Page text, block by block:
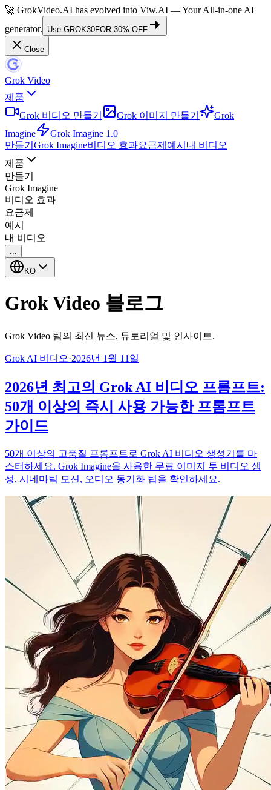
🚀 GrokVideo.AI has evolved into Viw.AI — Your All-in-one AI
generator.
Use GROK30FOR 30% OFF
Close
Grok Video
제품
Grok 비디오 만들기
Grok 이미지 만들기
Grok
Imagine
Grok Imagine 1.0
만들기 Grok Imagine비디오 효과요금제 예시 내 비디오
제품
만들기
Grok Imagine
비디오 효과
요금제
예시
내 비디오
...
KO
Grok Video 블로그
Grok Video 팀의 최신 뉴스, 튜토리얼 및 인사이트.
Grok AI 비디오·2026년 1월 11일
2026년 최고의 Grok AI 비디오 프롬프트:
50개 이상의 즉시 사용 가능한 프롬프트
가이드
50개 이상의 고품질 프롬프트로 Grok AI 비디오 생성기를 마
스터하세요. Grok Imagine을 사용한 무료 이미지 투 비디오 생
성, 시네마틱 모션, 오디오 동기화 팁을 확인하세요.